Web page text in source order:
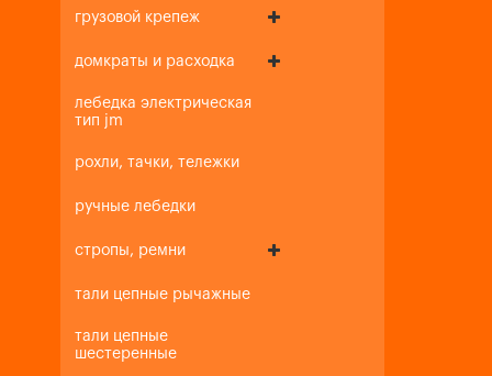
грузовой крепеж
домкраты и расходка
лебедка электрическая
тип jm
рохли, тачки, тележки
ручные лебедки
стропы, ремни
тали цепные рычажные
тали цепные
шестеренные